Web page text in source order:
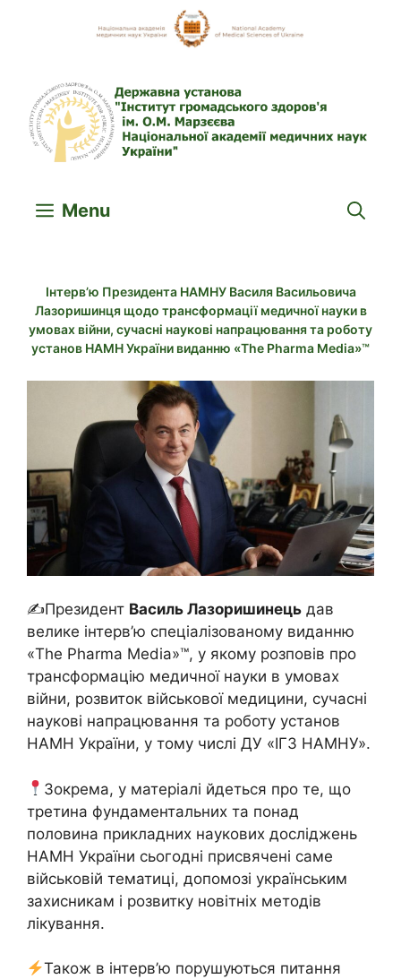
Menu
Інтерв’ю Президента НАМНУ Василя Васильовича
Лазоришинця щодо трансформації медичної науки в
умовах війни, сучасні наукові напрацювання та роботу
установ НАМН України виданню «The Pharma Media»™
✍️Президент Василь Лазоришинець дав
велике інтерв’ю спеціалізованому виданню
«The Pharma Media»™, у якому розповів про
трансформацію медичної науки в умовах
війни, розвиток військової медицини, сучасні
наукові напрацювання та роботу установ
НАМН України, у тому числі ДУ «ІГЗ НАМНУ».
Зокрема, у матеріалі йдеться про те, що
третина фундаментальних та понад
половина прикладних наукових досліджень
НАМН України сьогодні присвячені саме
військовій тематиці, допомозі українським
захисникам і розвитку новітніх методів
лікування.
Також в інтерв’ю порушуються питання